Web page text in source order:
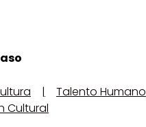
Talento Humano
Cultural